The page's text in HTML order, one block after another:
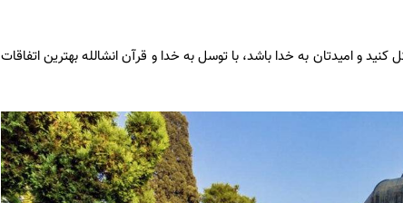
و امیدتان به خدا باشد، با توسل به خدا و قرآن انشالله بهترین اتفاقات